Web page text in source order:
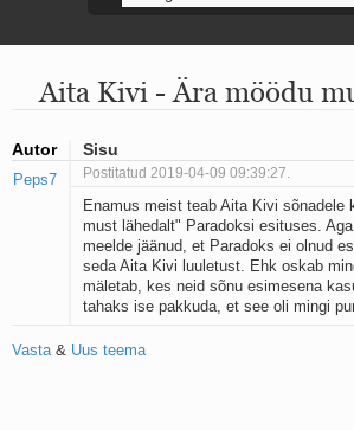
Ahtumine
Mu isamaa on minu arm
Aeg
Oota mind
Ih-ih-hii ja ah-ah-haa
Päikeselapsed
Laul võimalusest
Luigelaul
Nii vaikseks kõik on jäänud
Ei mullast
Aita Kivi - Ära möödu
Autor Sisu
Peps7 Postitatud 2019-04-09 09:39:27.
Enamus meist teab Aita Kivi sõnadele
must lähedalt" Paradoksi esituses.
meelde jäänud, et Paradoks ei olnud
seda Aita Kivi luuletust. Ehk oskab
mäletab, kes neid sõnu esimesena
tahaks ise pakkuda, et see oli mingi
Vasta& Uus teema